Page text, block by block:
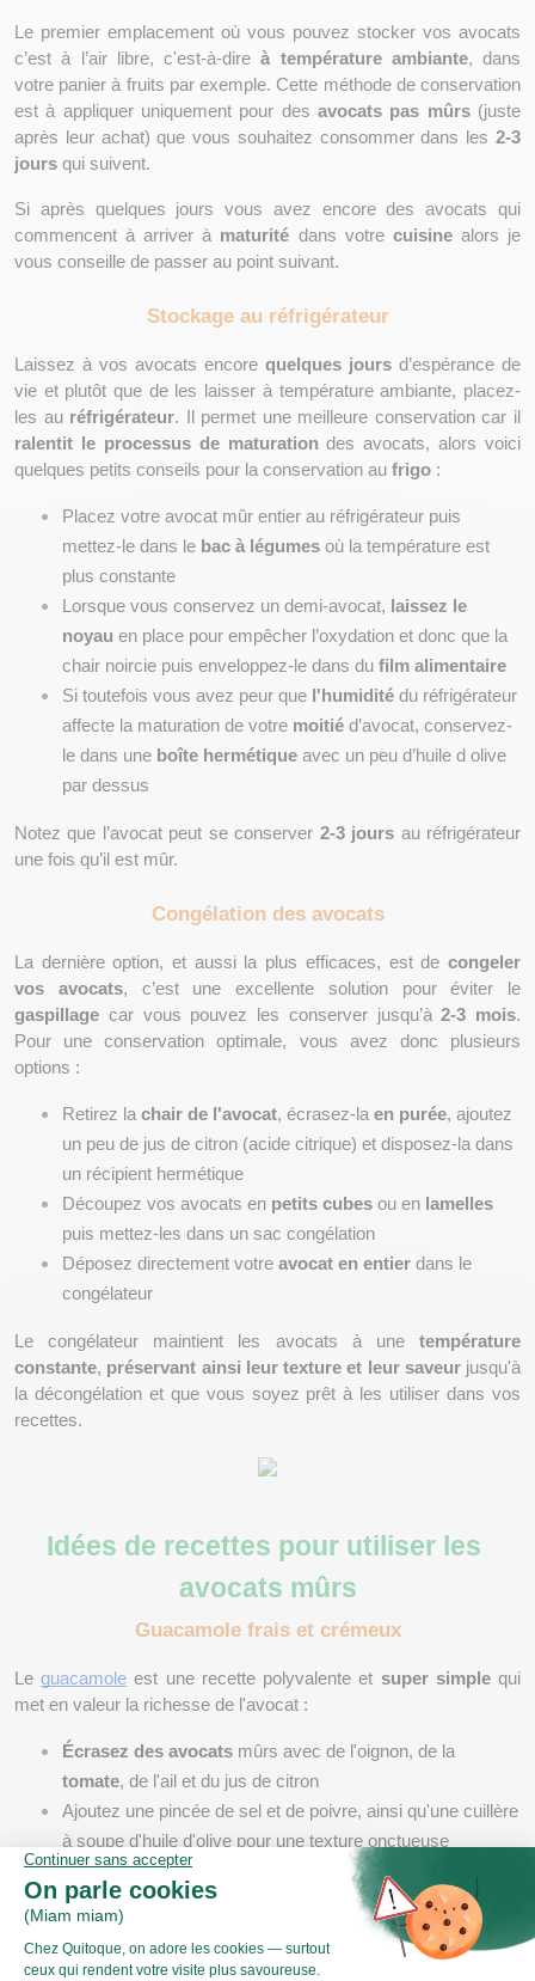
Le premier emplacement où vous pouvez stocker vos avocats
c’est à l’air libre, c'est-à-dire à température ambiante, dans
votre panier à fruits par exemple. Cette méthode de conservation
est à appliquer uniquement pour des avocats pas mûrs (juste
après leur achat) que vous souhaitez consommer dans les 2-3
jours qui suivent.
Si après quelques jours vous avez encore des avocats qui
commencent à arriver à maturité dans votre cuisine alors je
vous conseille de passer au point suivant.
Stockage au réfrigérateur
Laissez à vos avocats encore quelques jours d’espérance de
vie et plutôt que de les laisser à température ambiante, placez-
les au réfrigérateur
ralentit le processus de maturation des avocats, alors voici
quelques petits conseils pour la conservation au frigo :
Placez votre avocat mûr entier au réfrigérateur puis
mettez-le dans le bac à légumes où la température est
plus constante
Lorsque vous conservez un demi-avocat, laissez le
noyau en place pour empêcher l’oxydation et donc que la
chair noircie puis enveloppez-le dans du film alimentaire
Si toutefois vous avez peur que l'humidité du réfrigérateur
affecte la maturation de votre moitié d’avocat, conservez-
le dans une boîte hermétique avec un peu d’huile d olive
par dessus
Notez que l’avocat peut se conserver 2-3 jours au réfrigérateur
une fois qu’il est mûr.
Congélation des avocats
La dernière option, et aussi la plus efficaces, est de congeler
vos avocats
gaspillage car vous pouvez les conserver jusqu’à 2-3 mois.
Pour une conservation optimale, vous avez donc plusieurs
options :
Retirez la chair de l'avocat, écrasez-la en purée, ajoutez
un peu de jus de citron (acide citrique) et disposez-la dans
un récipient hermétique
Découpez vos avocats en petits cubes ou en lamelles
puis mettez-les dans un sac congélation
Déposez directement votre avocat en entier dans le
congélateur
Le congélateur maintient les avocats à une température
constante, préservant ainsi leur texture et leur saveur jusqu'à
la décongélation et que vous soyez prêt à les utiliser dans vos
recettes.
Idées de recettes pour utiliser les
avocats mûrs
Guacamole frais et crémeux
Le guacamole est une recette polyvalente et super simple qui
met en valeur la richesse de l'avocat :
Écrasez des avocats
tomate, de l'ail et du jus de citron
Ajoutez une pincée de sel et de poivre, ainsi qu'une cuillère
à soupe d'huile d'olive pour une texture onctueuse
Vous pouvez servir avec des chips de maïs pour un apéritif
convivial, délicieux et une explosion de saveurs.